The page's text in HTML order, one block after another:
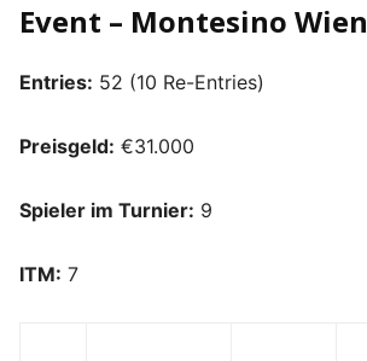
Event – Montesino Wien
Entries: 52 (10 Re-Entries)
Preisgeld: €31.000
Spieler im Turnier: 9
ITM: 7